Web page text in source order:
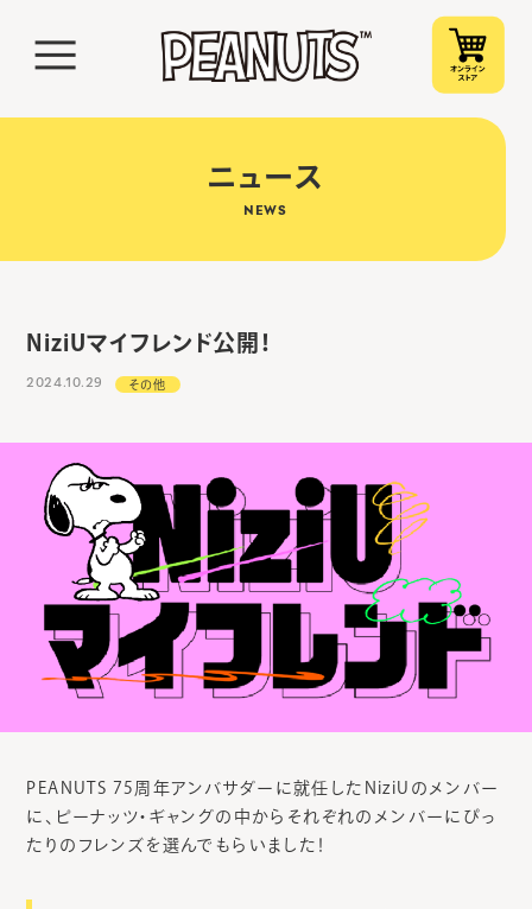
ニュース
NEWS
NiziUマイフレンド公開！
2024.10.29 その他
PEANUTS 75周年アンバサダーに就任したNiziUのメンバー
に、ピーナッツ・ギャングの中からそれぞれのメンバーにぴっ
たりのフレンズを選んでもらいました！